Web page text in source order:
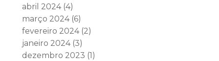
abril 2024(4)
março 2024(6)
fevereiro 2024(2)
janeiro 2024(3)
dezembro 2023 (1)